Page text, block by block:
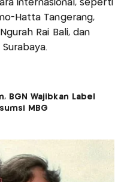
internasional, seperti
Hatta Tangerang,
Rai Bali, dan
BGN Wajibkan Label
MBG